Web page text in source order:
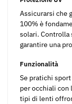
Assicurarsi che gli occhiali offrano una protezione UV al
100% è
solari.
garantire una
Funzionalità
Se pratichi sport o trascorri molto tempo all’aperto, opta
per occhiali
tipi di lenti